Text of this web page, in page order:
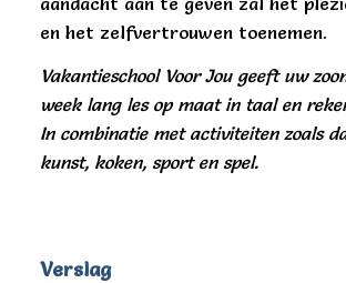
en het zelfvertrouwen toenemen.
Vakantieschool Voor Jou geeft uw
week lang les op maat in taal en
In combinatie met activiteiten zoals
kunst, koken, sport en spel.
Verslag